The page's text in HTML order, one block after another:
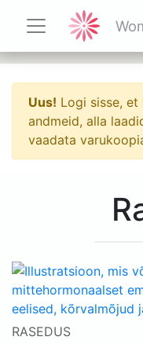
Uus! Logi sisse,
andmeid, alla
vaadata
RASEDUS